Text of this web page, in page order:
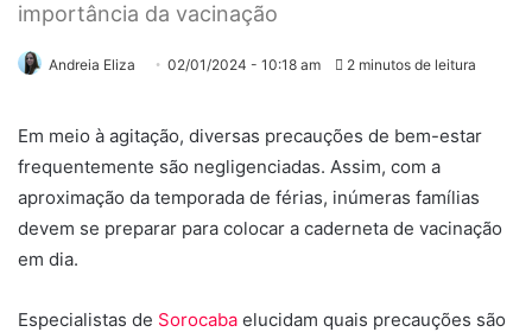
importância da vacinação
Andreia Eliza 02/01/2024 - 10:18 am 2 minutos de leitura
Em meio à agitação, diversas precauções de bem-estar
frequentemente são negligenciadas. Assim, com a
aproximação da temporada de férias, inúmeras famílias
devem se preparar para colocar a caderneta de vacinação
em dia.
Especialistas de Sorocaba elucidam quais precauções são